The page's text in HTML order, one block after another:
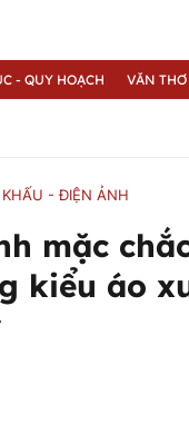
- QUY HOẠCH VĂN THƠ
KHẤU - ĐIỆN ẢNH
mặc
kiểu áo